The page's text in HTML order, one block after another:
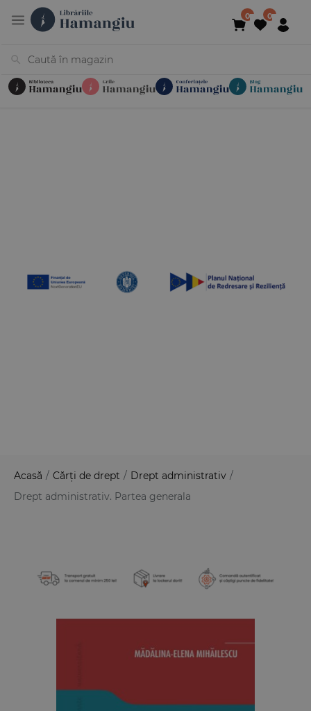
Acasă / Cărți de drept / Drept administrativ /
Drept administrativ. Partea generala